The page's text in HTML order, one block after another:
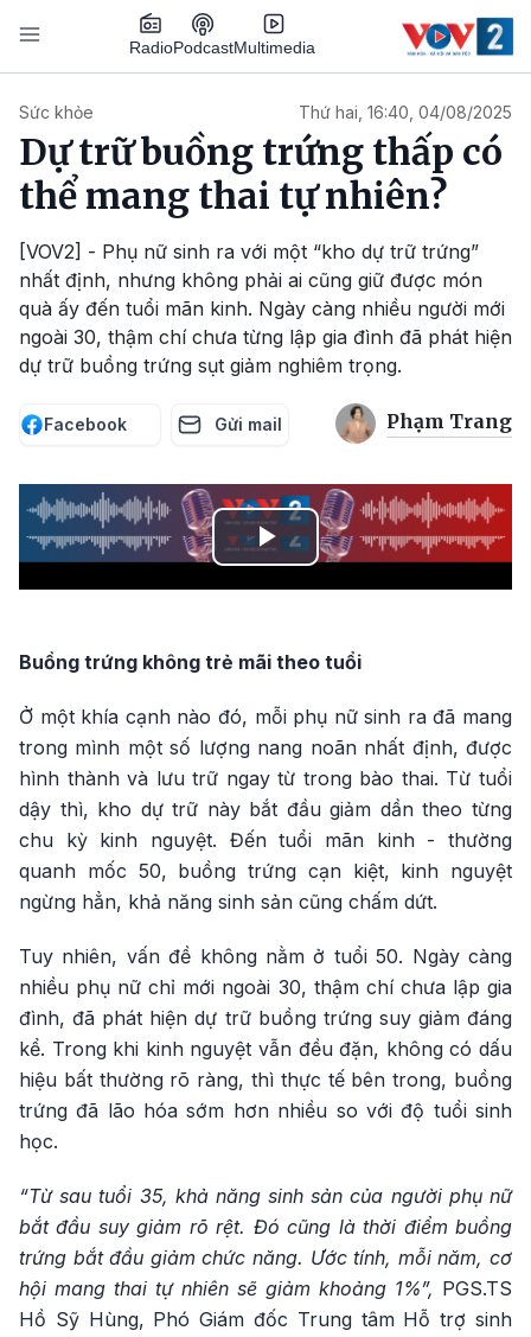
Nhảy đến nội dung
RadioPodcastMultimedia
Sức khỏe Thứ hai, 16:40, 04/08/2025
Dự trữ buồng trứng thấp có
thể mang thai tự nhiên?
[VOV2] - Phụ nữ sinh ra với một “kho dự trữ trứng”
nhất định, nhưng không phải ai cũng giữ được món
quà ấy đến tuổi mãn kinh. Ngày càng nhiều người mới
ngoài 30, thậm chí chưa từng lập gia đình đã phát hiện
dự trữ buồng trứng sụt giảm nghiêm trọng.
Facebook Gửi mail Phạm Trang
Play
Buồng trứng không trẻ mãi theo tuổi
Ở một khía cạnh nào đó, mỗi phụ nữ sinh ra đã mang
trong mình một số lượng nang noãn nhất định, được
hình thành và lưu trữ ngay từ trong bào thai. Từ tuổi
dậy thì, kho dự trữ này bắt đầu giảm dần theo từng
chu kỳ kinh nguyệt. Đến tuổi mãn kinh - thường
quanh mốc 50, buồng trứng cạn kiệt, kinh nguyệt
ngừng hẳn, khả năng sinh sản cũng chấm dứt.
Tuy nhiên, vấn đề không nằm ở tuổi 50. Ngày càng
nhiều phụ nữ chỉ mới ngoài 30, thậm chí chưa lập gia
đình, đã phát hiện dự trữ buồng trứng suy giảm đáng
kể. Trong khi kinh nguyệt vẫn đều đặn, không có dấu
hiệu bất thường rõ ràng, thì thực tế bên trong, buồng
trứng đã lão hóa sớm hơn nhiều so với độ tuổi sinh
học.
“Từ sau tuổi 35, khả năng sinh sản của người phụ nữ
bắt đầu suy giảm rõ rệt. Đó cũng là thời điểm buồng
trứng bắt đầu giảm chức năng. Ước tính, mỗi năm, cơ
hội mang thai tự nhiên sẽ giảm khoảng 1%”, PGS.TS
Hồ Sỹ Hùng, Phó Giám đốc Trung tâm Hỗ trợ sinh